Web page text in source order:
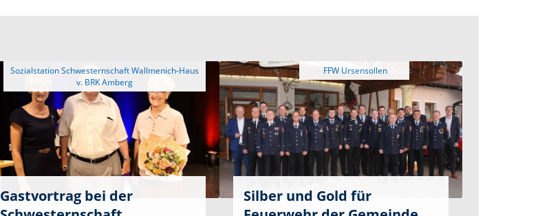
v. BRK Amberg
Gastvortrag bei der
Silber und Gold für